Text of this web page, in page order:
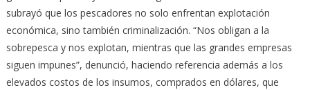
subrayó que los pescadores no solo enfrentan explotación
económica, sino también criminalización. “Nos obligan a la
sobrepesca y nos explotan, mientras que las grandes empresas
siguen impunes”, denunció, haciendo referencia además a los
elevados costos de los insumos, comprados en dólares, que